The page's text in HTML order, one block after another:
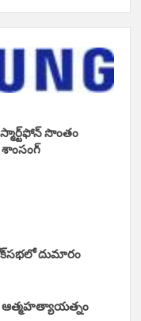
స్మార్ట్‌ఫోన్ సొంతం
దుమారం
ఆత్మహత్యాయత్నం